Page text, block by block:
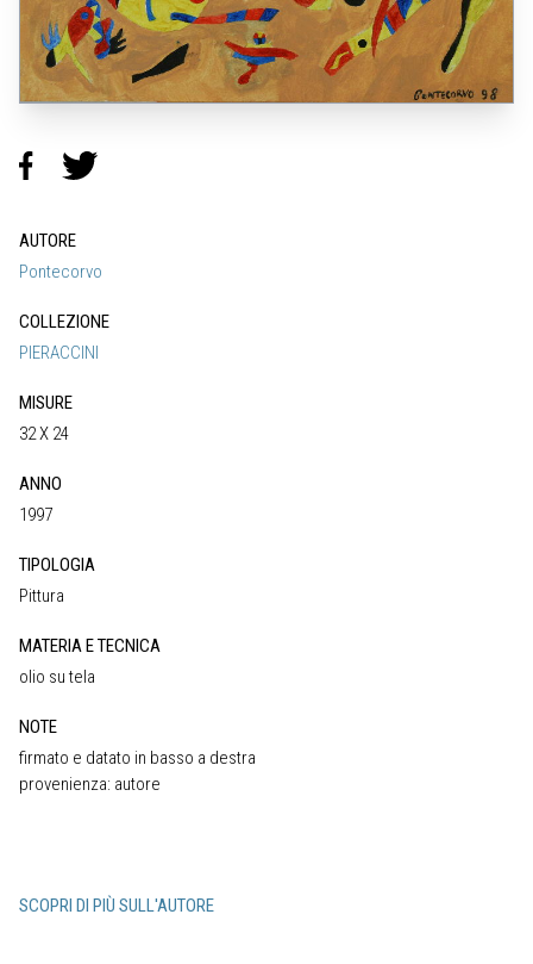
AUTORE
Pontecorvo
COLLEZIONE
PIERACCINI
MISURE
32 X 24
ANNO
1997
TIPOLOGIA
Pittura
MATERIA E TECNICA
olio su tela
NOTE
firmato e datato in basso a destra
provenienza: autore
SCOPRI DI PIÙ SULL'AUTORE